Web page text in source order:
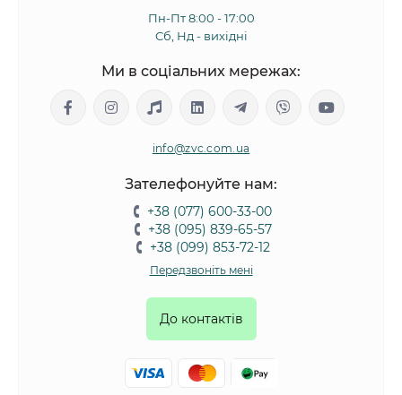
Пн-Пт 8:00 - 17:00
Сб, Нд - вихідні
Ми в соціальних мережах:
info@zvc.com.ua
Зателефонуйте нам:
+38 (077) 600-33-00
+38 (095) 839-65-57
+38 (099) 853-72-12
Передзвоніть мені
До контактів